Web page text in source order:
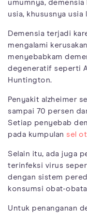
umumnya,
usia, khususnya usia
Demensia terjadi
mengalami
menyebabkam
degeneratif seperti
Huntington.
Penyakit alzheimer
sampai 70 persen
Setiap penyebab
pada kumpulan sel
Selain itu, ada juga
terinfeksi virus
dengan sistem
konsumsi obat-
Untuk penanganan